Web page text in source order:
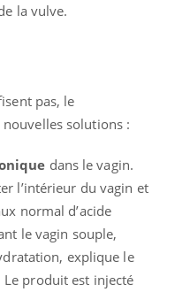
la vulve.
pas, le
solutions :
dans le vagin.
l’intérieur du vagin et
normal d’acide
le vagin souple,
explique le
produit est injecté